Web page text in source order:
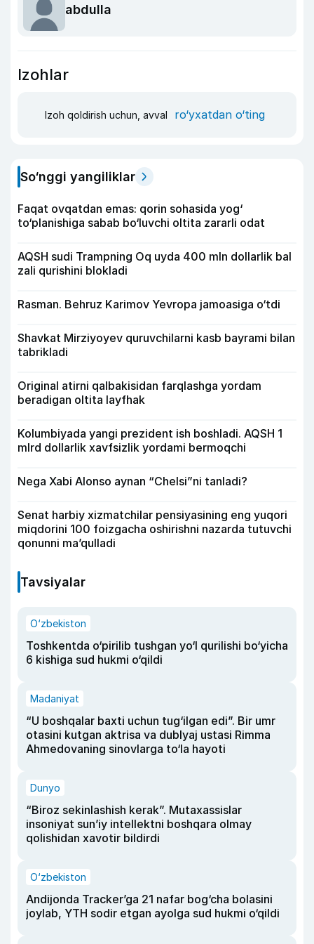
abdulla
Izohlar
Izoh qoldirish uchun, avval ro‘yxatdan o‘ting
So‘nggi yangiliklar
Faqat ovqatdan emas: qorin sohasida yog‘
to‘planishiga sabab bo‘luvchi oltita zararli odat
AQSH sudi Trampning Oq uyda 400 mln dollarlik bal
zali qurishini blokladi
Rasman. Behruz Karimov Yevropa jamoasiga o‘tdi
Shavkat Mirziyoyev quruvchilarni kasb bayrami bilan
tabrikladi
Original atirni qalbakisidan farqlashga yordam
beradigan oltita layfhak
Kolumbiyada yangi prezident ish boshladi. AQSH 1
mlrd dollarlik xavfsizlik yordami bermoqchi
Nega Xabi Alonso aynan “Chelsi”ni tanladi?
Senat harbiy xizmatchilar pensiyasining eng yuqori
miqdorini 100 foizgacha oshirishni nazarda tutuvchi
qonunni ma’qulladi
Tavsiyalar
O‘zbekiston
Toshkentda o‘pirilib tushgan yo‘l qurilishi bo‘yicha
6 kishiga sud hukmi o‘qildi
Madaniyat
“U boshqalar baxti uchun tug‘ilgan edi”. Bir umr
otasini kutgan aktrisa va dublyaj ustasi Rimma
Ahmedovaning sinovlarga to‘la hayoti
Dunyo
“Biroz sekinlashish kerak”. Mutaxassislar
insoniyat sun’iy intellektni boshqara olmay
qolishidan xavotir bildirdi
O‘zbekiston
Andijonda Tracker’ga 21 nafar bog‘cha bolasini
joylab, YTH sodir etgan ayolga sud hukmi o‘qildi